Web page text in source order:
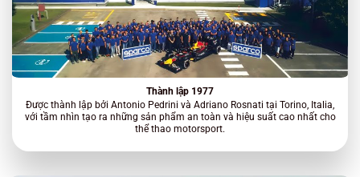
Thành lập 1977
Được thành lập bởi Antonio Pedrini và Adriano Rosnati tại Torino, Italia,
với tầm nhìn tạo ra những sản phẩm an toàn và hiệu suất cao nhất cho
thể thao motorsport.